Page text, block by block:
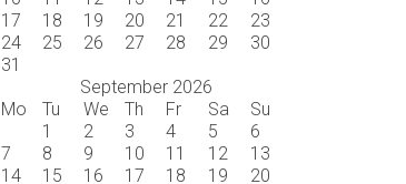
17
18 19 20 21 22
23
24
25 26 27 28 29
30
31
September 2026
Mo
Tu We Th Fr Sa
Su
1
2 3 4 5
6
7
8 9 10 11 12
13
14
15 16 17 18 19
20